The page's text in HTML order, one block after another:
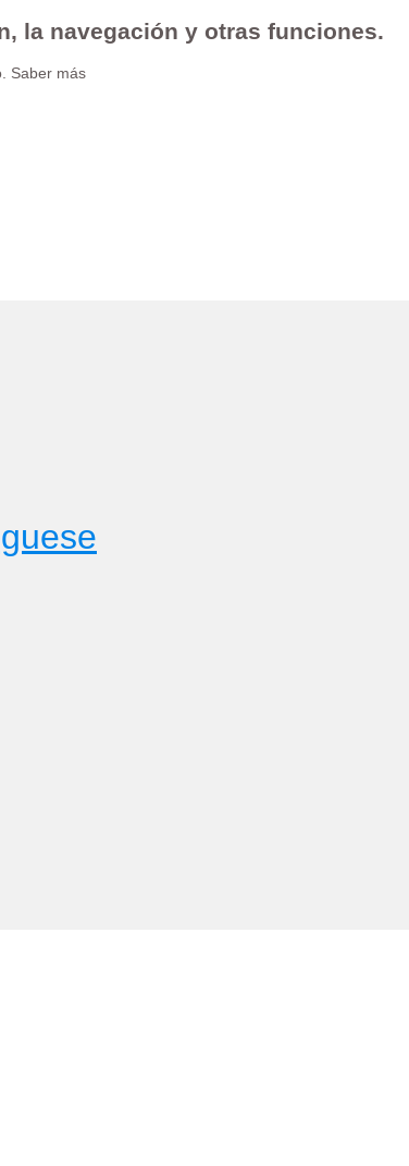
la navegación y otras funciones.
Saber más